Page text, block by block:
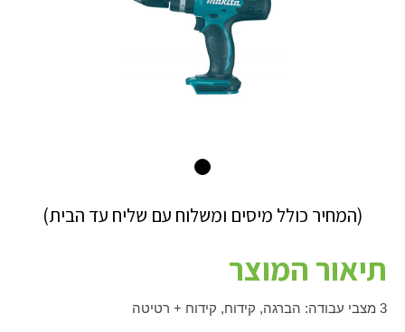
(המחיר כולל מיסים ומשלוח עם שליח עד הבית)
תיאור המוצר
3 מצבי עבודה: הברגה, קידוח, קידוח + רטיטה